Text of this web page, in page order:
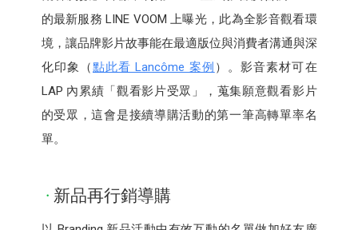
的最新服務 LINE VOOM 上曝光，此為全影音觀看環
境，讓品牌影片故事能在最適版位與消費者溝通與深
化印象（點此看 Lancôme 案例 ）。影音素材可在
LAP 內累績「觀看影片受眾」，蒐集願意觀看影片
的受眾，這會是接續導購活動的第一筆高轉單率名
單。
新品再行銷導購